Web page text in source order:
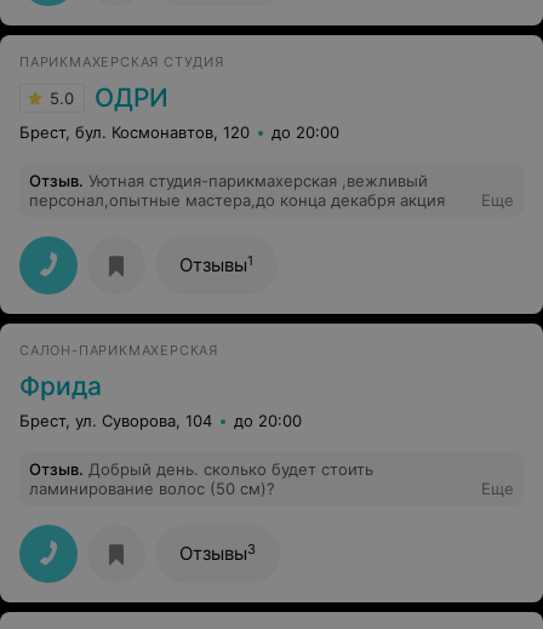
что она после этого ещё стала их сушить. Сушить
сухие волосы! Сказала, что просто их выпрямляет,
бесполезную сушку мне включили в стоимость. На
мой вопрос, почему в Вашем салоне сушат абсолютно
сухие волосы, администратор ответила "потому что
сушат". Была у Вас ранее, всё понравилось, поэтому и
вернулась. Не знаю, как до такого докатился Санлав,
стрижки и бесполезной сушки за 20 рублей. Удачи Вам
и До свидания!
ПАРИКМАХЕРСКАЯ СТУДИЯ
5.0 ОДРИ
Брест, бул. Космонавтов, 120 до 20:00
Отзыв. Уютная студия-парикмахерская ,вежливый
персонал,опытные мастера,до конца декабря акция
Еще
Отзывы1
САЛОН-ПАРИКМАХЕРСКАЯ
Фрида
Брест, ул. Суворова, 104 до 20:00
Отзыв. Добрый день. сколько будет стоить
ламинирование волос (50 см)?
Еще
Отзывы3